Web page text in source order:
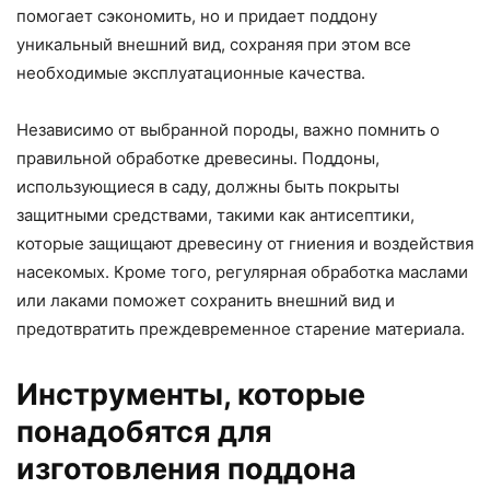
помогает сэкономить, но и придает поддону
уникальный внешний вид, сохраняя при этом все
необходимые эксплуатационные качества.
Независимо от выбранной породы, важно помнить о
правильной обработке древесины. Поддоны,
использующиеся в саду, должны быть покрыты
защитными средствами, такими как антисептики,
которые защищают древесину от гниения и воздействия
насекомых. Кроме того, регулярная обработка маслами
или лаками поможет сохранить внешний вид и
предотвратить преждевременное старение материала.
Инструменты, которые
понадобятся для
изготовления поддона